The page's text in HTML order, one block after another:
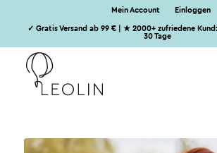
Mein Account Einloggen
✓ Gratis Versand ab 99 € | ★ 2000+ zufriedene
30 Tage